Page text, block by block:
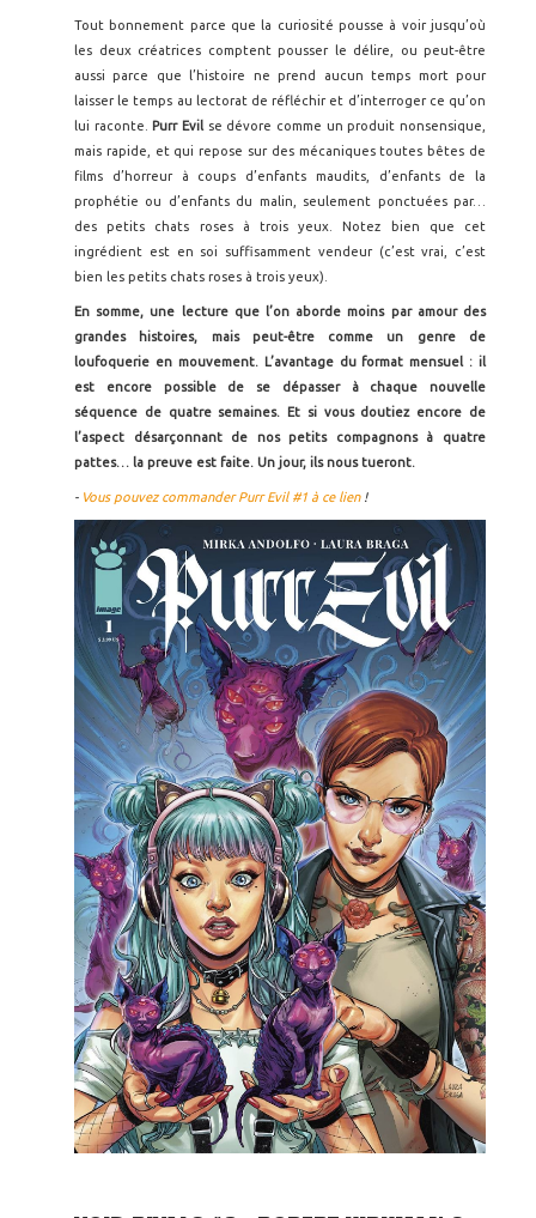
Tout bonnement parce que la curiosité pousse à voir jusqu’où
les deux créatrices comptent pousser le délire, ou peut-être
aussi parce que l’histoire ne prend aucun temps mort pour
laisser le temps au lectorat de réfléchir et d’interroger ce qu’on
lui raconte. Purr Evil se dévore comme un produit nonsensique,
mais rapide, et qui repose sur des mécaniques toutes bêtes de
films d’horreur à coups d’enfants maudits, d’enfants de la
prophétie ou d’enfants du malin, seulement ponctuées par…
des petits chats roses à trois yeux. Notez bien que cet
ingrédient est en soi suffisamment vendeur (c’est vrai, c’est
bien les petits chats roses à trois yeux).
En somme, une lecture que l’on aborde moins par amour des
grandes histoires, mais peut-être comme un genre de
loufoquerie en mouvement. L’avantage du format mensuel : il
est encore possible de se dépasser à chaque nouvelle
séquence de quatre semaines. Et si vous doutiez encore de
l’aspect désarçonnant de nos petits compagnons à quatre
pattes… la preuve est faite. Un jour, ils nous tueront.
- Vous pouvez commander Purr Evil #1 à ce lien!